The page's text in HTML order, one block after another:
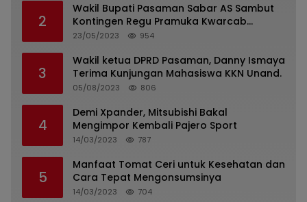
2
Wakil Bupati Pasaman Sabar AS Sambut
Kontingen Regu Pramuka Kwarcab
Pasaman
23/05/2023 954
3
Wakil ketua DPRD Pasaman, Danny Ismaya
Terima Kunjungan Mahasiswa KKN Unand.
05/08/2023 806
4
Demi Xpander, Mitsubishi Bakal
Mengimpor Kembali Pajero Sport
14/03/2023 787
5
Manfaat Tomat Ceri untuk Kesehatan dan
Cara Tepat Mengonsumsinya
14/03/2023 704